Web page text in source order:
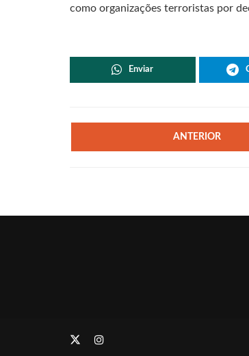
como organizações terroristas por
Enviar
ANTERIOR